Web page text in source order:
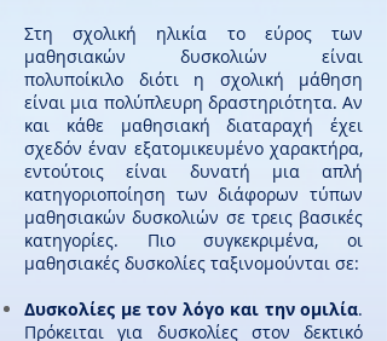
Στη σχολική ηλικία το εύρος των
μαθησιακών δυσκολιών είναι
πολυποίκιλο διότι η σχολική μάθηση
είναι μια πολύπλευρη δραστηριότητα. Αν
και κάθε μαθησιακή διαταραχή έχει
σχεδόν έναν εξατομικευμένο χαρακτήρα,
εντούτοις είναι δυνατή μια απλή
κατηγοριοποίηση των διάφορων τύπων
μαθησιακών δυσκολιών σε τρεις βασικές
κατηγορίες. Πιο συγκεκριμένα, οι
μαθησιακές δυσκολίες ταξινομούνται σε:
Δυσκολίες με τον λόγο και την ομιλία.
Πρόκειται για δυσκολίες στον δεκτικό